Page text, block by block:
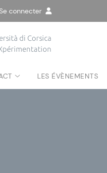
connecter
di Corsica
LES ÉVÈNEMENTS